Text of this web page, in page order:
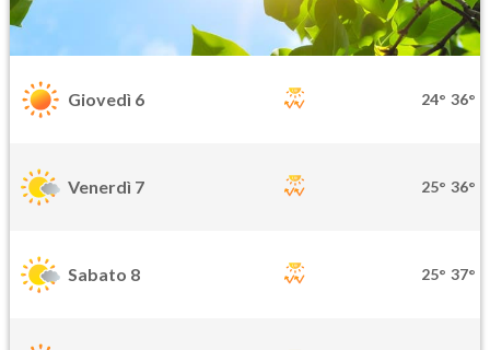
Giovedì 6 24° 36°
Venerdì 7 25° 36°
Sabato 8 25° 37°